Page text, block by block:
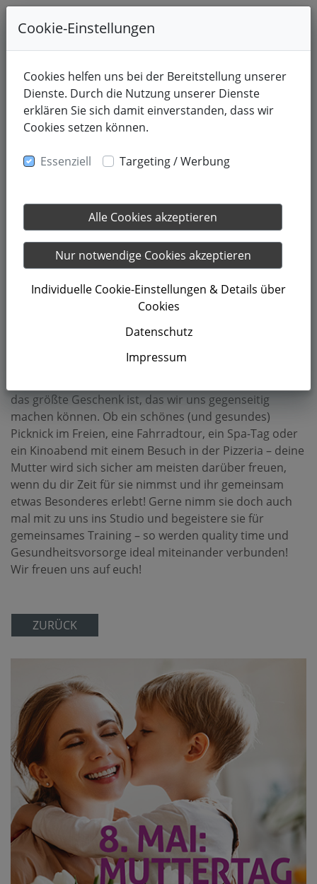
Du suchst nach einer schönen Möglichkeit, den
Muttertag dieses Jahr zu zelebrieren? Wie wäre es,
schenkst? Gerade nach den letzten Pandemie-Jahren
das größte Geschenk ist, das wir uns gegenseitig
machen können. Ob ein schönes (und gesundes)
Picknick im Freien, eine Fahrradtour, ein Spa-Tag oder
ein Kinoabend mit einem Besuch in der Pizzeria – deine
Mutter wird sich sicher am meisten darüber freuen,
wenn du dir Zeit für sie nimmst und ihr gemeinsam
etwas Besonderes erlebt! Gerne nimm sie doch auch
mal mit zu uns ins Studio und begeistere sie für
gemeinsames Training – so werden quality time und
Gesundheitsvorsorge ideal miteinander verbunden!
Wir freuen uns auf euch!
ZURÜCK
Cookie-Einstellungen
Cookies helfen uns bei der Bereitstellung unserer
Dienste. Durch die Nutzung unserer Dienste
erklären Sie sich damit einverstanden, dass wir
Cookies setzen können.
Essenziell Targeting / Werbung
Alle Cookies akzeptieren
Nur notwendige Cookies akzeptieren
Individuelle Cookie-Einstellungen & Details über
Cookies
Datenschutz
Impressum